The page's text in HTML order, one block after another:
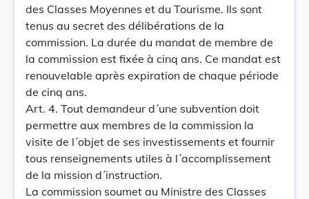
des Classes Moyennes et du Tourisme. Ils sont
tenus au secret des délibérations de la
commission. La durée du mandat de membre de
la commission est fixée à cinq ans. Ce mandat est
renouvelable après expiration de chaque période
de cinq ans.
Art. 4. Tout demandeur d´une subvention doit
permettre aux membres de la commission la
visite de l´objet de ses investissements et fournir
tous renseignements utiles à l´accomplissement
de la mission d´instruction.
La commission soumet au Ministre des Classes